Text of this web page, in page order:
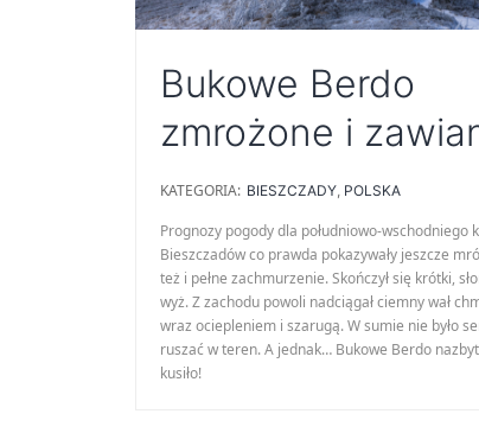
Bukowe Berdo
zmrożone i
KATEGORIA: BIESZCZADY, POLSKA
Prognozy pogody dla południowo-wschodniego
Bieszczadów co prawda pokazywały jeszcze
też i pełne zachmurzenie. Skończył się krótki,
wyż. Z zachodu powoli nadciągał ciemny wał
wraz ociepleniem i szarugą. W sumie nie było
ruszać w teren. A jednak… Bukowe Berdo
kusiło!